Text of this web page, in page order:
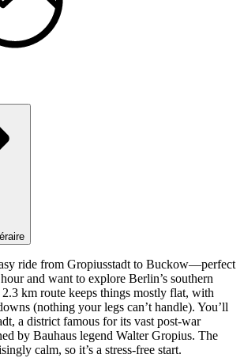
ride from Gropiusstadt to Buckow—perfect
and want to explore Berlin’s southern
km route keeps things mostly flat, with
(nothing your legs can’t handle). You’ll
a district famous for its vast post-war
by Bauhaus legend Walter Gropius. The
calm, so it’s a stress-free start.